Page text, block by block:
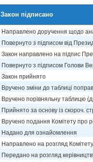
Закон підписано
Направлено доручення щодо
Повернуто з підписом від
Закон направлено на підпис
Повернуто з підписом Голови
Закон прийнято
Вручено зміни до таблиці
Вручено порівняльну таблицю
Прийнято за основу із скороч.
Вручено подання Комітету про
Надано для ознайомлення
Направлено на розгляд Комітету
Передано на розгляд